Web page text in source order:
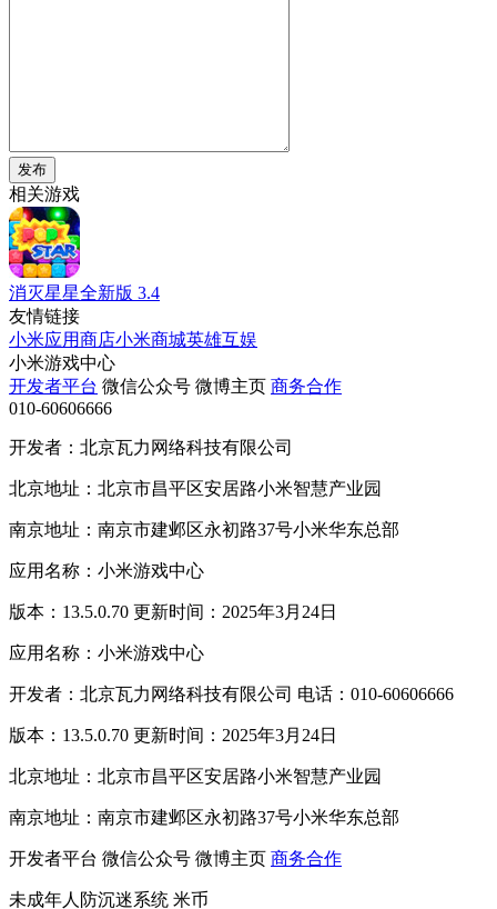
发布
相关游戏
消灭星星全新版 3.4
友情链接
小米应用商店小米商城英雄互娱
小米游戏中心
开发者平台 微信公众号 微博主页 商务合作
010-60606666
开发者：北京瓦力网络科技有限公司
北京地址：北京市昌平区安居路小米智慧产业园
南京地址：南京市建邺区永初路37号小米华东总部
应用名称：小米游戏中心
版本：13.5.0.70 更新时间：2025年3月24日
应用名称：小米游戏中心
开发者：北京瓦力网络科技有限公司 电话：010-60606666
版本：13.5.0.70 更新时间：2025年3月24日
北京地址：北京市昌平区安居路小米智慧产业园
南京地址：南京市建邺区永初路37号小米华东总部
开发者平台 微信公众号 微博主页 商务合作
未成年人防沉迷系统 米币